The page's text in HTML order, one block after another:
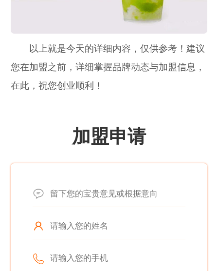
以上就是今天的详细内容，仅供参考！建议
您在加盟之前，详细掌握品牌动态与加盟信息，
在此，祝您创业顺利！
加盟申请